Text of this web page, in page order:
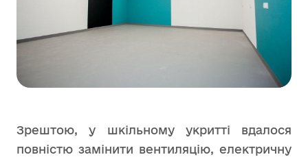
Зрештою, у шкільному укритті вдалося
повністю замінити вентиляцію, електричну